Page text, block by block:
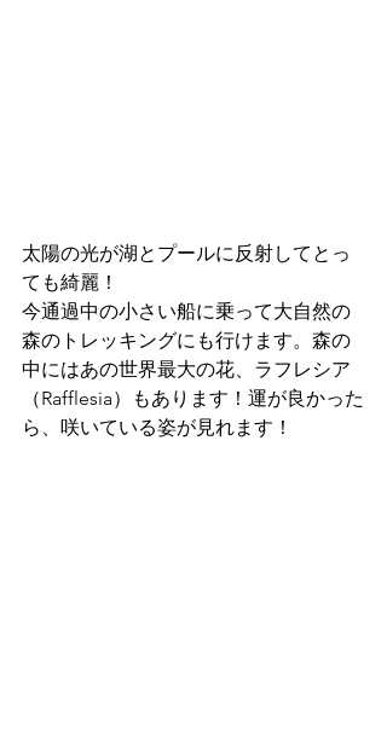
太陽の光が湖とプールに反射してとっ
ても綺麗！
今通過中の小さい船に乗って大自然の
森のトレッキングにも行けます。森の
中にはあの世界最大の花、ラフレシア
（Rafflesia）もあります！運が良かった
ら、咲いている姿が見れます！